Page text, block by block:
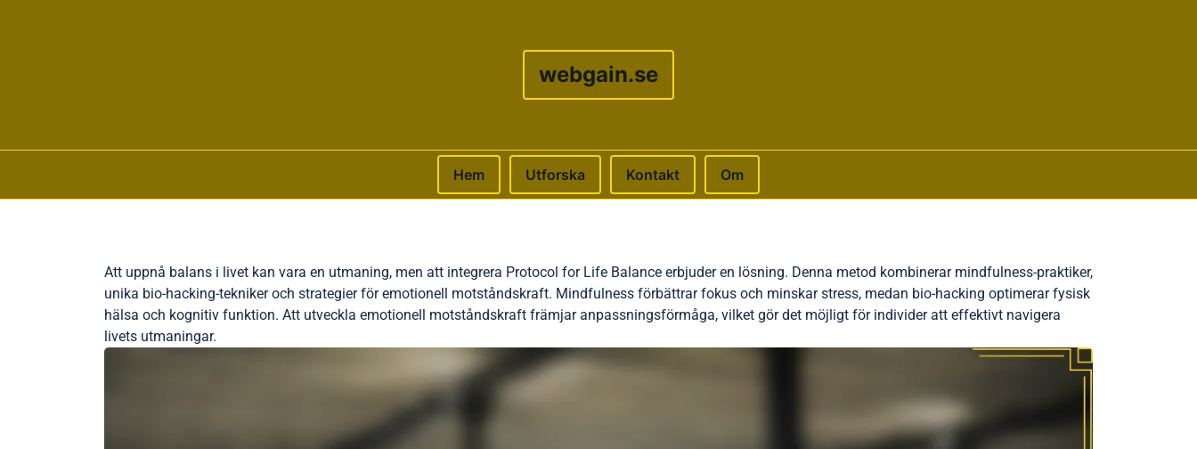
webgain.se
Hem Utforska Kontakt
Om
Att uppnå balans i livet kan vara en utmaning, men att integrera Protocol for Life Balance erbjuder en lösning. Denna metod kombinerar mindfulness-praktiker,
unika bio-hacking-tekniker och strategier för emotionell motståndskraft. Mindfulness förbättrar fokus och minskar stress, medan bio-hacking optimerar fysisk
hälsa och kognitiv funktion. Att utveckla emotionell motståndskraft främjar anpassningsförmåga, vilket gör det möjligt för individer att effektivt navigera
livets utmaningar.